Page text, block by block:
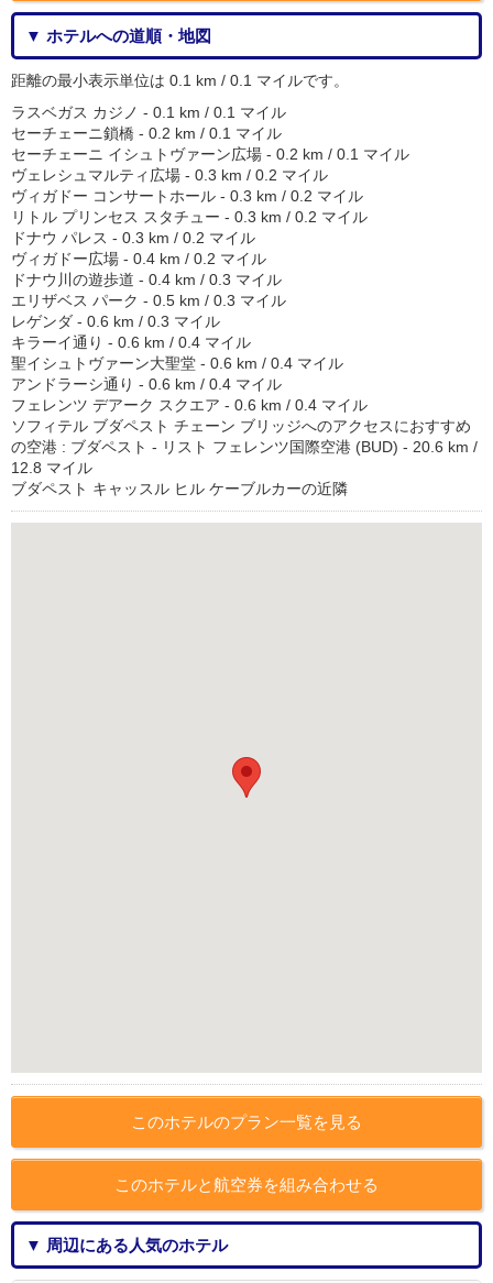
▼ ホテルへの道順・地図
距離の最小表示単位は 0.1 km / 0.1 マイルです。
ラスベガス カジノ - 0.1 km / 0.1 マイル
セーチェーニ鎖橋 - 0.2 km / 0.1 マイル
セーチェーニ イシュトヴァーン広場 - 0.2 km / 0.1 マイル
ヴェレシュマルティ広場 - 0.3 km / 0.2 マイル
ヴィガドー コンサートホール - 0.3 km / 0.2 マイル
リトル プリンセス スタチュー - 0.3 km / 0.2 マイル
ドナウ パレス - 0.3 km / 0.2 マイル
ヴィガドー広場 - 0.4 km / 0.2 マイル
ドナウ川の遊歩道 - 0.4 km / 0.3 マイル
エリザベス パーク - 0.5 km / 0.3 マイル
レゲンダ - 0.6 km / 0.3 マイル
キラーイ通り - 0.6 km / 0.4 マイル
聖イシュトヴァーン大聖堂 - 0.6 km / 0.4 マイル
アンドラーシ通り - 0.6 km / 0.4 マイル
フェレンツ デアーク スクエア - 0.6 km / 0.4 マイル
ソフィテル ブダペスト チェーン ブリッジへのアクセスにおすすめ
の空港 : ブダペスト - リスト フェレンツ国際空港 (BUD) - 20.6 km /
12.8 マイル
ブダペスト キャッスル ヒル ケーブルカーの近隣
このホテルのプラン一覧を見る
このホテルと航空券を組み合わせる
▼ 周辺にある人気のホテル